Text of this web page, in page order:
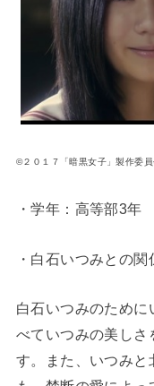
©２０１７「暗黒女子」製作委
・学年：高等部3年
・白石いつみとの関
白石いつみのため
べていつみの美しさ
す。また、いつみと